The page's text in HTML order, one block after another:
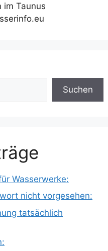
im Taunus
Suchen
Wasserwerke:
nicht vorgesehen:
tatsächlich